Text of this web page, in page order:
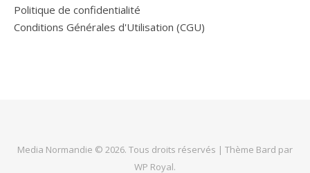
Politique de confidentialité
Conditions Générales d'Utilisation (CGU)
Media Normandie © 2026. Tous droits réservés | Thème Bard par
WP Royal.